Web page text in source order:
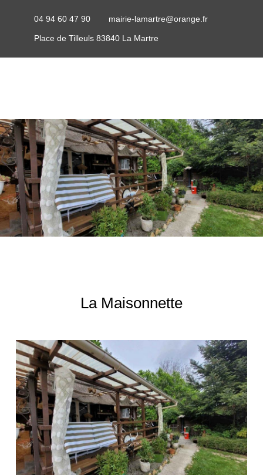
04 94 60 47 90 mairie-lamartre@orange.fr
Place de Tilleuls 83840 La Martre
La Maisonnette